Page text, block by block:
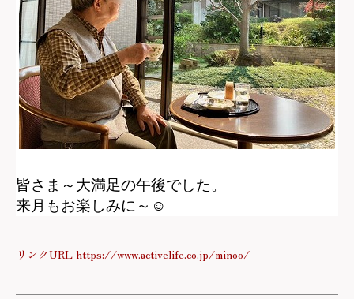
皆さま～大満足の午後でした。
来月もお楽しみに～ ☺
リンクURL https://www.activelife.co.jp/minoo/